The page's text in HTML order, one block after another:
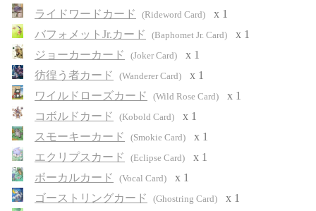
ライドワードカード
(Rideword Card)
x 1
バフォメットJr.カード
(Baphomet Jr. Card)
x 1
ジョーカーカード
(Joker Card)
x 1
彷徨う者カード
(Wanderer Card)
x 1
ワイルドローズカード
(Wild Rose Card)
x 1
コボルドカード
(Kobold Card)
x 1
スモーキーカード
(Smokie Card)
x 1
エクリプスカード
(Eclipse Card)
x 1
ボーカルカード
(Vocal Card)
x 1
ゴーストリングカード
(Ghostring Card)
x 1